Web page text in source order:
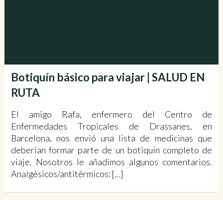
Botiquín básico para viajar | SALUD EN
RUTA
El amigo Rafa, enfermero del Centro de
Enfermedades Tropicales de Drassanes, en
Barcelona, nos envió una lista de medicinas que
deberían formar parte de un botiquín completo de
viaje. Nosotros le añadimos algunos comentarios.
Analgésicos/antitérmicos: […]